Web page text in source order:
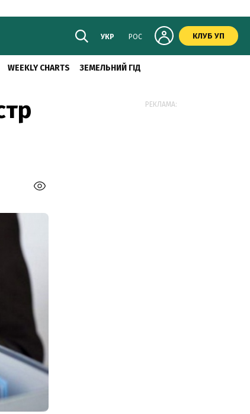
УКР РОС КЛУБ УП
WEEKLY CHARTS ЗЕМЕЛЬНИЙ ГІД
РЕКЛАМА: